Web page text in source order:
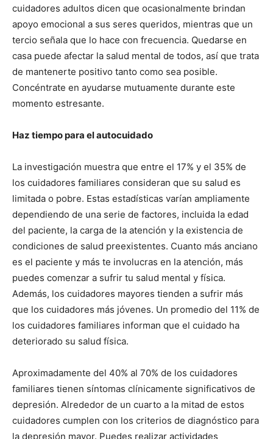
I WANT IN
I've read and accept the
cuidadores adultos dicen que ocasionalmente brindan
apoyo emocional a sus seres queridos, mientras que un
tercio señala que lo hace con frecuencia. Quedarse en
casa puede afectar la salud mental de todos, así que trata
de mantenerte positivo tanto como sea posible.
Concéntrate en ayudarse mutuamente durante este
momento estresante.
Haz tiempo para el autocuidado
La investigación muestra que entre el 17% y el 35% de
los cuidadores familiares consideran que su salud es
limitada o pobre. Estas estadísticas varían ampliamente
dependiendo de una serie de factores, incluida la edad
del paciente, la carga de la atención y la existencia de
condiciones de salud preexistentes. Cuanto más anciano
es el paciente y más te involucras en la atención, más
puedes comenzar a sufrir tu salud mental y física.
Además, los cuidadores mayores tienden a sufrir más
que los cuidadores más jóvenes. Un promedio del 11% de
los cuidadores familiares informan que el cuidado ha
deteriorado su salud física.
Aproximadamente del 40% al 70% de los cuidadores
familiares tienen síntomas clínicamente significativos de
depresión. Alrededor de un cuarto a la mitad de estos
cuidadores cumplen con los criterios de diagnóstico para
la depresión mayor. Puedes realizar actividades